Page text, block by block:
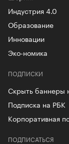
Индустрия 4.0
Образование
Инновации
Эко-номика
ПОДПИСКИ
Скрыть баннеры
Подписка на РБК
Корпоративная
ПОДПИСАТЬСЯ